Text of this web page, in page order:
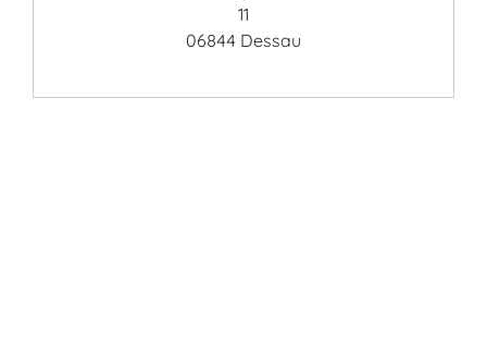
11
06844 Dessau